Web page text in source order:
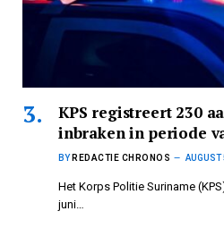
KPS registreert 230
inbraken in periode
BY REDACTIE CHRONOS
Het Korps Politie Suriname
juni…